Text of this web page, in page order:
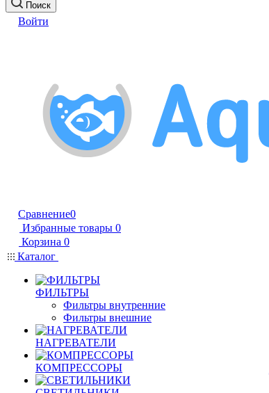
Поиск
Войти
Сравнение0
Избранные товары 0
Корзина 0
Каталог
ФИЛЬТРЫ
Фильтры внутренние
Фильтры внешние
НАГРЕВАТЕЛИ
КОМПРЕССОРЫ